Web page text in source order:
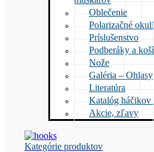
Oblečenie
Polarizačné
Príslušenstvo
Podberáky a
Nože
Galéria – Ohlasy
Literatúra
Katalóg
Akcie, zľavy
Kategórie produktov